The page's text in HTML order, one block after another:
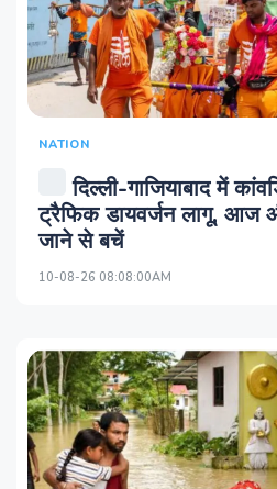
NATION
दिल्ली-गाजियाबाद में
ट्रैफिक डायवर्जन लागू, आज
जाने से बचें
10-08-26 08:08:00AM